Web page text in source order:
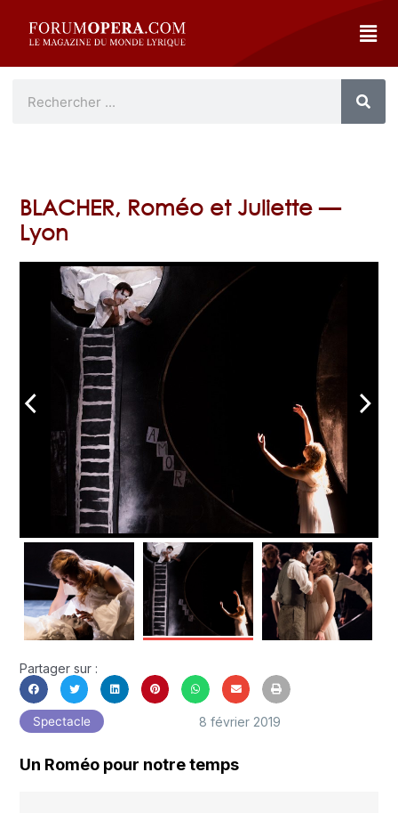
BLACHER, Roméo et Juliette —
Lyon
arrow_back_ios arrow_forward_ios
Partager sur :
Spectacle 8 février 2019
Un Roméo pour notre temps